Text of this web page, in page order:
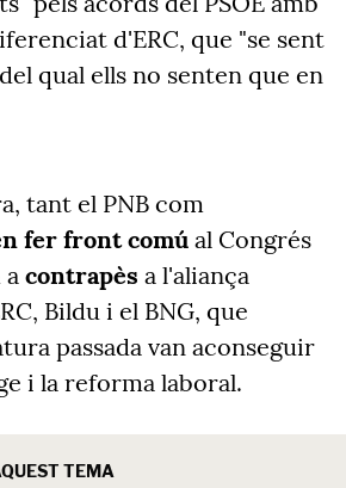
d'ERC, que "se sent
qual ells no senten que en
tant el PNB com
fer front comú al Congrés
contrapès a l'aliança
Bildu i el BNG, que
passada van aconseguir
i la reforma laboral.
TEMA